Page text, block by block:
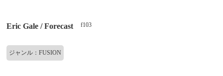
Eric Gale / Forecast f103
ジャンル：FUSION